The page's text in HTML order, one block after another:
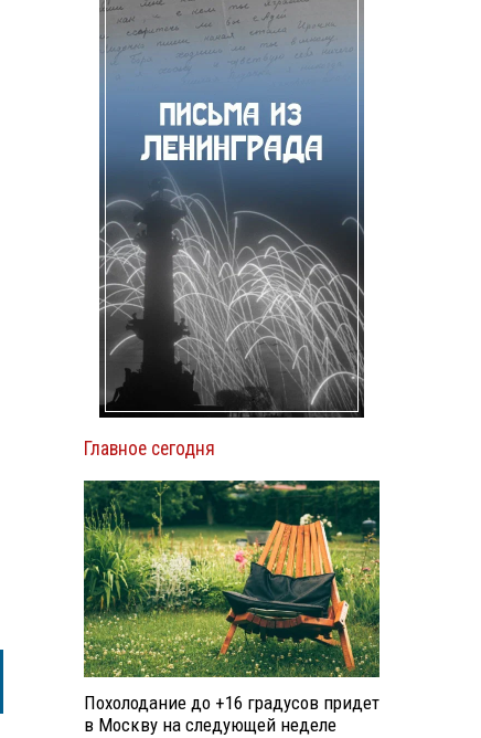
Главное сегодня
Похолодание до +16 градусов придет
в Москву на следующей неделе